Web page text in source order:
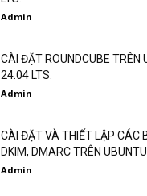
Admin
CÀI ĐẶT ROUNDCUBE TRÊN
24.04 LTS.
Admin
CÀI ĐẶT VÀ THIẾT LẬP CÁC
DKIM, DMARC TRÊN UBUNTU
Admin